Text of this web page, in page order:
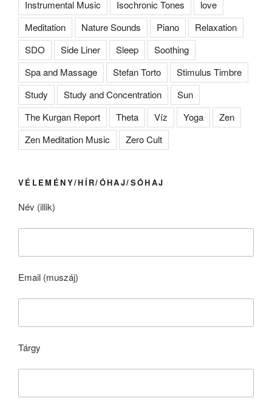
Instrumental Music Isochronic Tones
love
Meditation
Nature Sounds Piano
Relaxation
SDO
Side Liner Sleep
Soothing
Spa and Massage
Stefan Torto
Stimulus Timbre
Study
Study and Concentration
Sun
The Kurgan Report
Theta Víz Yoga
Zen
Zen Meditation Music
Zero Cult
VÉLEMÉNY/HÍR/ÓHAJ/SÓHAJ
Név (illik)
Email (muszáj)
Tárgy